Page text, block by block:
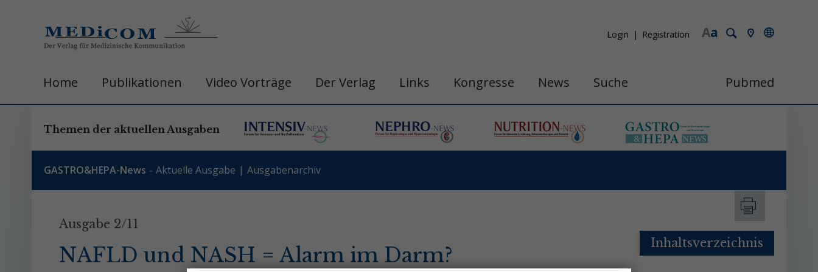
a
A
Login Registration
Home Publikationen Video Vorträge Der Verlag Links Kongresse News Suche Pubmed
Themen der aktuellen Ausgaben
GASTRO&HEPA-News Aktuelle Ausgabe Ausgabenarchiv
Ausgabe 2/11
NAFLD und NASH = Alarm im Darm? Inhaltsverzeichnis